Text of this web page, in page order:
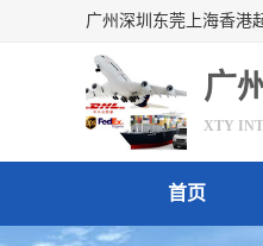
广
XTY
首页